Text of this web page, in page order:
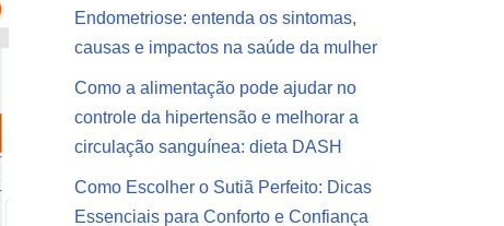
Endometriose: entenda os sintomas,
causas e impactos na saúde da mulher
Como a alimentação pode ajudar no
controle da hipertensão e melhorar a
circulação sanguínea: dieta DASH
Como Escolher o Sutiã Perfeito: Dicas
Essenciais para Conforto e Confiança